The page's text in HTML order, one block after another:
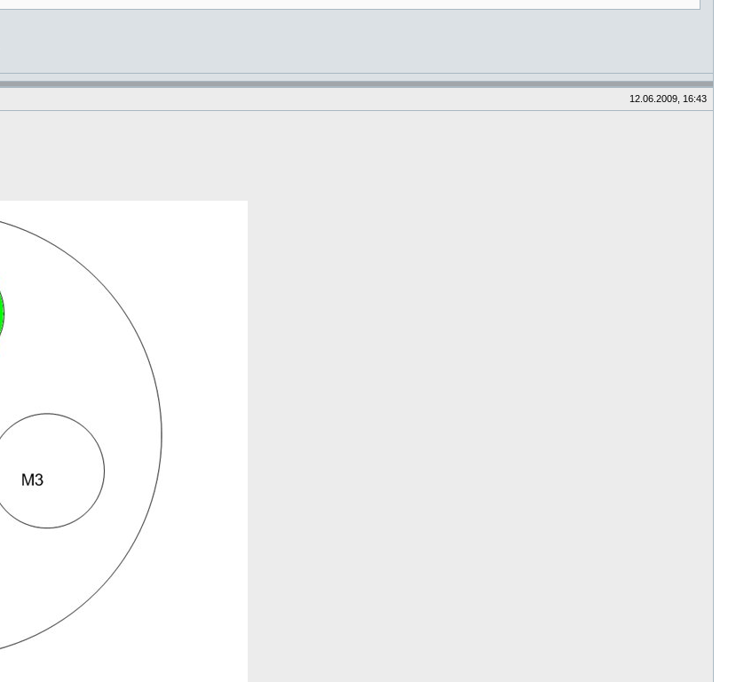
12.06.2009, 16:43